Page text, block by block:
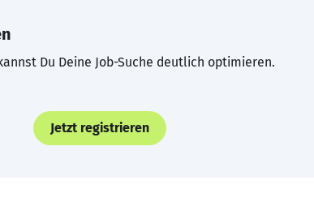
Du Deine Job-Suche deutlich optimieren.
Jetzt registrieren